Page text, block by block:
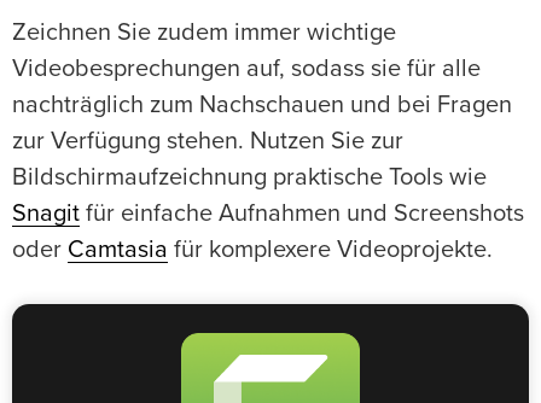
Zeichnen Sie zudem immer wichtige
Videobesprechungen auf, sodass sie für alle
nachträglich zum Nachschauen und bei Fragen
zur Verfügung stehen. Nutzen Sie zur
Bildschirmaufzeichnung praktische Tools wie
Snagit für einfache Aufnahmen und Screenshots
oder Camtasia für komplexere Videoprojekte.